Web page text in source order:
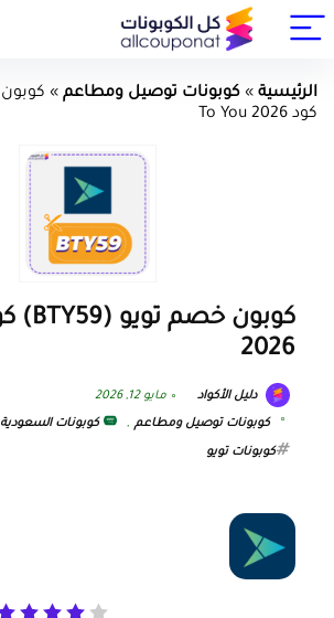
الرئيسية » كوبونات توصيل ومطاعم »
كود To You 2026
2026
دليل الأكواد مايو 12, 2026
كوبونات توصيل ومطاعم , كوبونات السعودية
كوبونات تويو